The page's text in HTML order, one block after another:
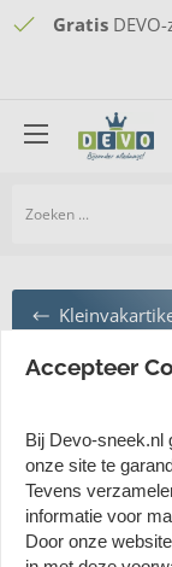
Vertrouwd
Gratis
Keperband
mm - 20
Accepteer
Bij Devo-sneek.nl
onze site te
Tevens
informatie voor
Door onze